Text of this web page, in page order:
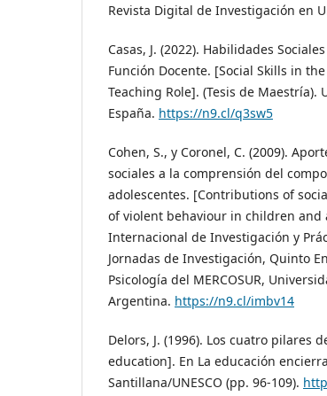
Revista Digital de Investigación en
Casas, J. (2022). Habilidades
Función Docente. [Social Skills in
Teaching Role]. (Tesis de Maestría).
España. https://n9.cl/q3sw5
Cohen, S., y Coronel, C. (2009).
sociales a la comprensión del
adolescentes. [Contributions of
of violent behaviour in children and
Internacional de Investigación y
Jornadas de Investigación, Quinto
Psicología del MERCOSUR,
Argentina. https://n9.cl/imbv14
Delors, J. (1996). Los cuatro pilares
education]. En La educación
Santillana/UNESCO (pp. 96-109).